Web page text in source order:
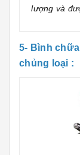
lượng và
5- Bình chữa
chủng loại :